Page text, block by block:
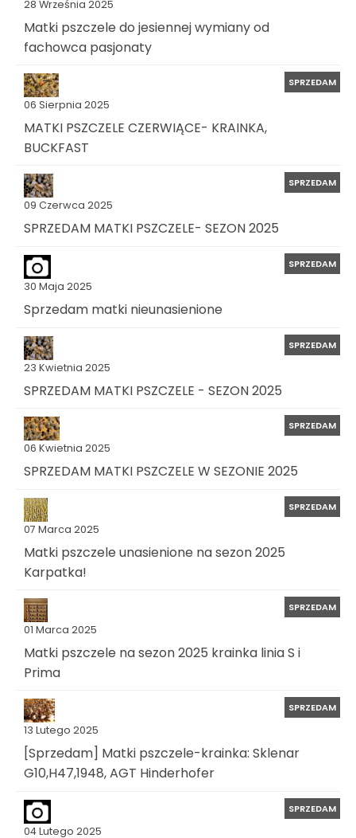
28 Września 2025
Matki pszczele do jesiennej wymiany od
fachowca pasjonaty
06 Sierpnia 2025
SPRZEDAM
MATKI PSZCZELE CZERWIĄCE- KRAINKA,
BUCKFAST
09 Czerwca 2025
SPRZEDAM
SPRZEDAM MATKI PSZCZELE- SEZON 2025
30 Maja 2025
SPRZEDAM
Sprzedam matki nieunasienione
23 Kwietnia 2025
SPRZEDAM
SPRZEDAM MATKI PSZCZELE - SEZON 2025
06 Kwietnia 2025
SPRZEDAM
SPRZEDAM MATKI PSZCZELE W SEZONIE 2025
07 Marca 2025
SPRZEDAM
Matki pszczele unasienione na sezon 2025
Karpatka!
01 Marca 2025
SPRZEDAM
Matki pszczele na sezon 2025 krainka linia S i
Prima
13 Lutego 2025
SPRZEDAM
[Sprzedam] Matki pszczele-krainka: Sklenar
G10,H47,1948, AGT Hinderhofer
04 Lutego 2025
SPRZEDAM